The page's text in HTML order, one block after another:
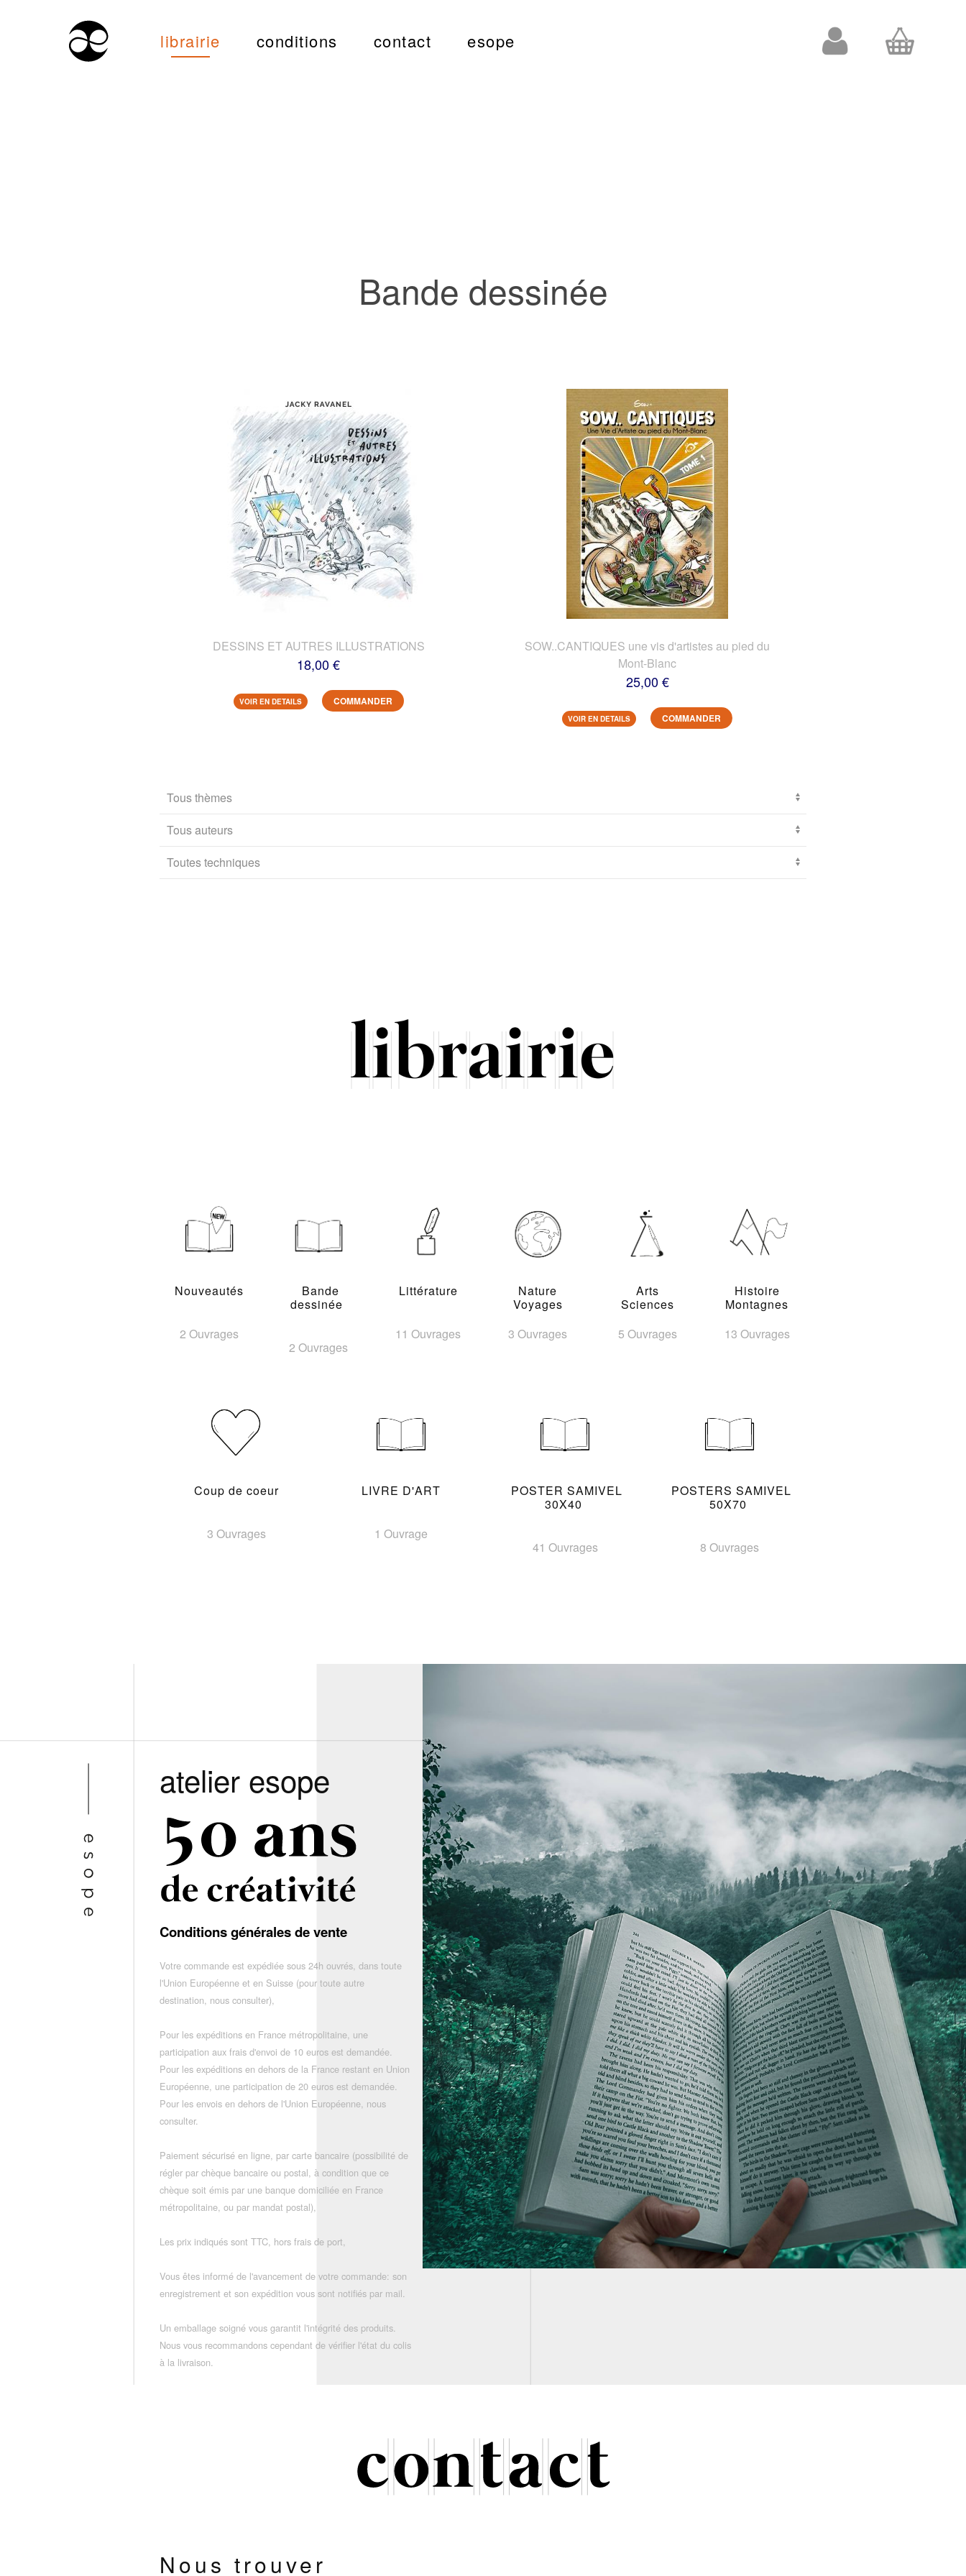
librairie conditions contact esope
Bande dessinée
DESSINS ET AUTRES ILLUSTRATIONS
18,00 €
VOIR EN DETAILS COMMANDER
SOW..CANTIQUES une vis d'artistes au pied du
Mont-Blanc
25,00 €
VOIR EN DETAILS COMMANDER
Nouveautés
2 Ouvrages
Bande
dessinée
2 Ouvrages
Littérature
11 Ouvrages
Nature
Voyages
3 Ouvrages
Arts
Sciences
5 Ouvrages
Histoire
Montagnes
13 Ouvrages
Coup de coeur
3 Ouvrages
LIVRE D'ART
1 Ouvrage
POSTER SAMIVEL
30X40
41 Ouvrages
POSTERS SAMIVEL
50X70
8 Ouvrages
atelier esope
Conditions générales de vente
Votre commande est expédiée sous 24h ouvrés, dans toute
l'Union Européenne et en Suisse (pour toute autre
destination, nous consulter),
Pour les expéditions en France métropolitaine, une
participation aux frais d'envoi de 10 euros est demandée.
Pour les expéditions en dehors de la France restant en Union
Européenne, une participation de 20 euros est demandée.
Pour les envois en dehors de l'Union Européenne, nous
consulter.
Paiement sécurisé en ligne, par carte bancaire (possibilité de
régler par chèque bancaire ou postal, à condition que ce
chèque soit émis par une banque domiciliée en France
métropolitaine, ou par mandat postal),
Les prix indiqués sont TTC, hors frais de port,
Vous êtes informé de l'avancement de votre commande: son
enregistrement et son expédition vous sont notifiés par mail.
Un emballage soigné vous garantit l'intégrité des produits.
Nous vous recommandons cependant de vérifier l'état du colis
à la livraison.
Nous trouver